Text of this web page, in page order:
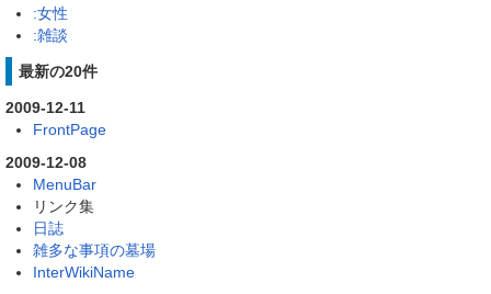
:女性
:雑談
最新の20件
2009-12-11
FrontPage
2009-12-08
MenuBar
リンク集
日誌
雑多な事項の墓場
InterWikiName